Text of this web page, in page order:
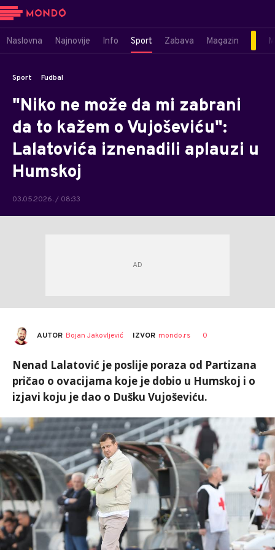
Naslovna Najnovije Info Sport Zabava Magazin
Sport Fudbal
"Niko ne može da mi zabrani
da to kažem o Vujoševiću":
Lalatovića iznenadili aplauzi u
Humskoj
03.05.2026. / 08:33
AUTOR Bojan Jakovljević IZVOR mondo.rs 0
Nenad Lalatović je poslije poraza od Partizana
pričao o ovacijama koje je dobio u Humskoj i o
izjavi koju je dao o Dušku Vujoševiću.